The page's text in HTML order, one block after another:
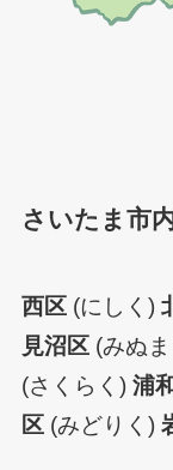
さいたま市
西区(にしく)
見沼区(みぬま
(さくらく) 浦
区(みどりく)